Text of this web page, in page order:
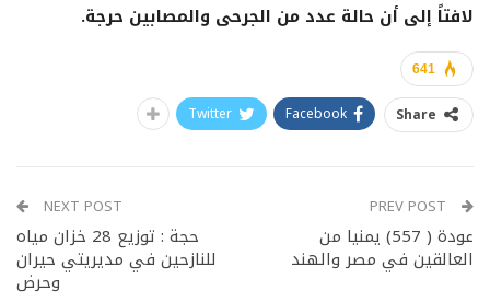
لافتاً إلى أن حالة عدد من الجرحى والمصابين حرجة.
641
Share
Facebook
Twitter
عودة ( 557) يمنيا من
العالقين في مصر والهند
NEXT POST
حجة : توزيع 28 خزان مياه
للنازحين في مديريتي حيران
وحرض